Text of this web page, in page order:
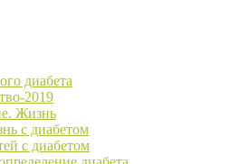
диабета
2019
Жизнь
с диабетом
с диабетом